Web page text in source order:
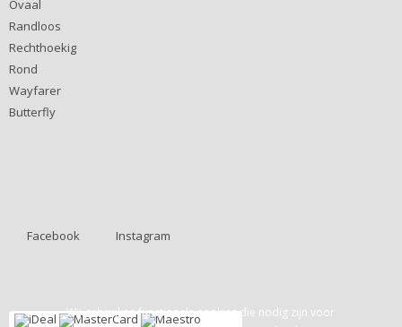
Wij gebruiken functionele cookies die nodig zijn voor
Ovaal
Randloos
Rechthoekig
Rond
Wayfarer
Butterfly
Facebook Instagram